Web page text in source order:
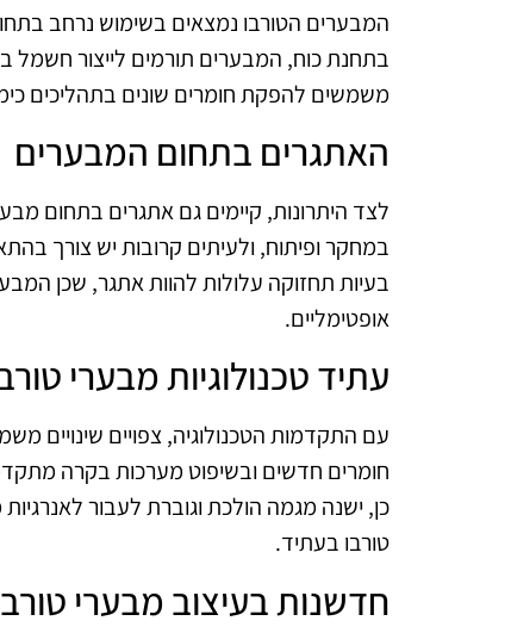
המבערים הטורבו נמצאים בשימוש נרחב
בתחנת כוח, המבערים תורמים לייצור חשמל
משמשים להפקת חומרים שונים בתהליכים
האתגרים בתחום המבערים
לצד היתרונות, קיימים גם אתגרים בתחום
במחקר ופיתוח, ולעיתים קרובות יש צורך
בעיות תחזוקה עלולות להוות אתגר, שכן
אופטימליים.
עתיד טכנולוגיות מבערי
עם התקדמות הטכנולוגיה, צפויים שינויים
חומרים חדשים ובשיפוט מערכות בקרה
כן, ישנה מגמה הולכת וגוברת לעבור
טורבו בעתיד.
חדשנות בעיצוב מבערי